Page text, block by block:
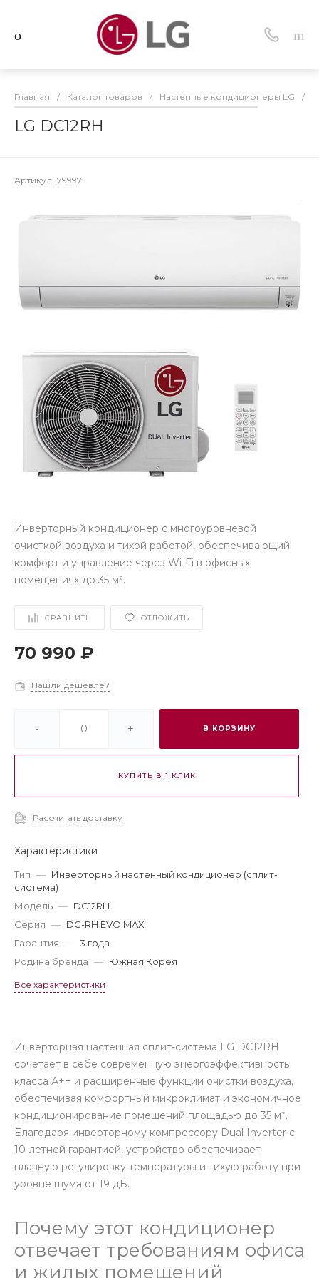
Главная / Каталог товаров / Настенные кондиционеры LG /
LG DC12RH
Артикул 179997
Инверторный кондиционер с многоуровневой
очисткой воздуха и тихой работой, обеспечивающий
комфорт и управление через Wi-Fi в офисных
помещениях до 35 м².
СРАВНИТЬ ОТЛОЖИТЬ
70 990 ₽
Нашли дешевле?
- + В КОРЗИНУ
КУПИТЬ В 1 КЛИК
Рассчитать доставку
Характеристики
Тип — Инверторный настенный кондиционер (сплит-
система)
Модель — DC12RH
Серия — DC-RH EVO MAX
Гарантия — 3 года
Родина бренда — Южная Корея
Все характеристики
Инверторная настенная сплит-система LG DC12RH
сочетает в себе современную энергоэффективность
класса А++ и расширенные функции очистки воздуха,
обеспечивая комфортный микроклимат и экономичное
кондиционирование помещений площадью до 35 м².
Благодаря инверторному компрессору Dual Inverter с
10-летней гарантией, устройство обеспечивает
плавную регулировку температуры и тихую работу при
уровне шума от 19 дБ.
Почему этот кондиционер
отвечает требованиям офиса
и жилых помещений